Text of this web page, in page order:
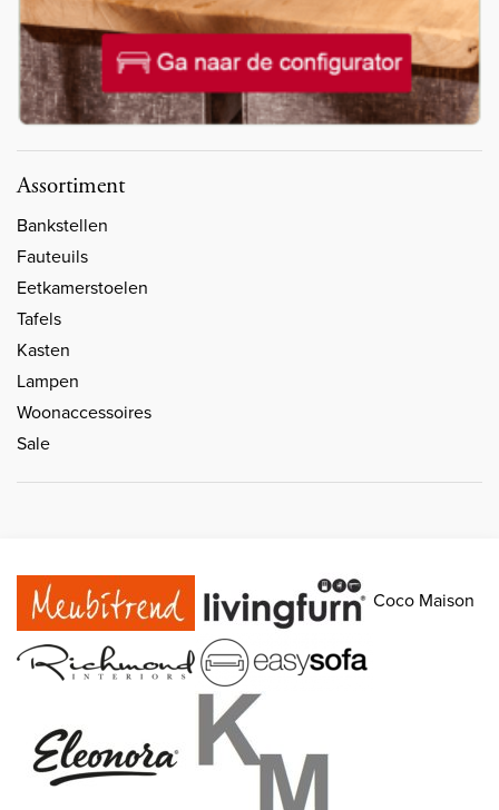
Assortiment
Bankstellen
Fauteuils
Eetkamerstoelen
Tafels
Kasten
Lampen
Woonaccessoires
Sale
Coco Maison